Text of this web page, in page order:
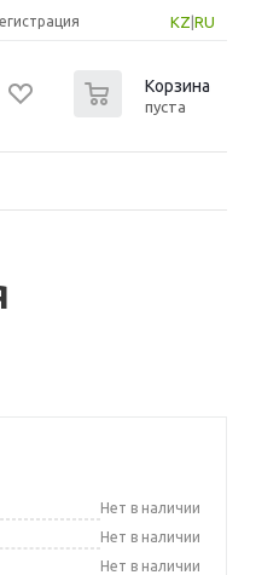
KZ RU
Корзина
пуста
Нет в наличии
Нет в наличии
Нет в наличии